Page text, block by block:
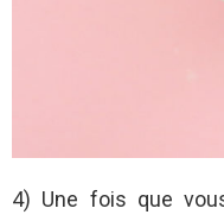
4) Une fois que